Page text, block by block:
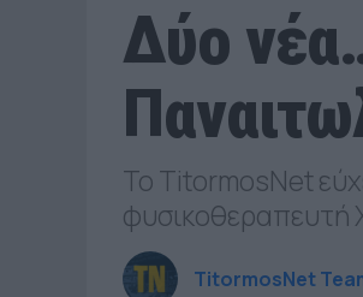
Δύο
Το TitormosNet
φυσικοθεραπευτή
TitormosNet